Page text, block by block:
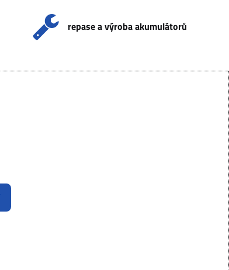
repase a výroba akumulátorů